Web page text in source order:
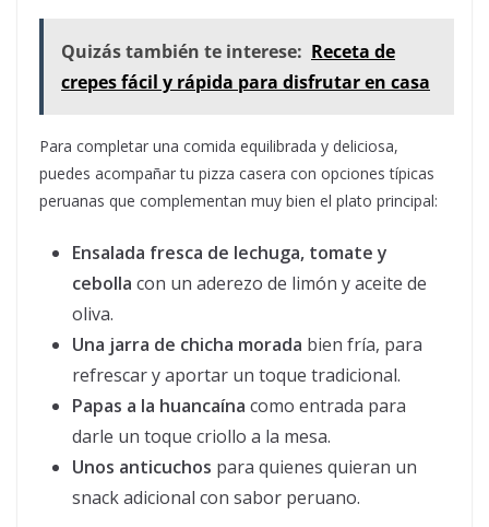
Quizás también te interese: Receta de
crepes fácil y rápida para disfrutar en casa
Para completar una comida equilibrada y deliciosa,
puedes acompañar tu pizza casera con opciones típicas
peruanas que complementan muy bien el plato principal:
Ensalada fresca de lechuga, tomate y
cebolla con un aderezo de limón y aceite de
oliva.
Una jarra de chicha morada bien fría, para
refrescar y aportar un toque tradicional.
Papas a la huancaína como entrada para
darle un toque criollo a la mesa.
Unos anticuchos para quienes quieran un
snack adicional con sabor peruano.